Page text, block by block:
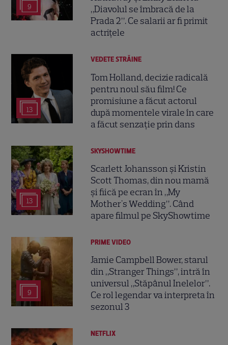
9
„Diavolul se îmbracă de la
Prada 2”. Ce salarii ar fi primit
actrițele
13
VEDETE STRĂINE
Tom Holland, decizie radicală
pentru noul său film! Ce
promisiune a făcut actorul
după momentele virale în care
a făcut senzație prin dans
13
SKYSHOWTIME
Scarlett Johansson și Kristin
Scott Thomas, din nou mamă
și fiică pe ecran în „My
Mother's Wedding”. Când
apare filmul pe SkyShowtime
9
PRIME VIDEO
Jamie Campbell Bower, starul
din „Stranger Things”, intră în
universul „Stăpânul Inelelor”.
Ce rol legendar va interpreta în
sezonul 3
NETFLIX